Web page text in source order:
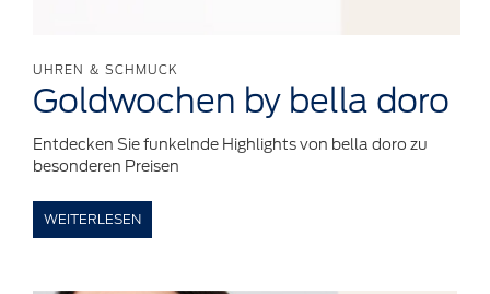
UHREN & SCHMUCK
Goldwochen by bella doro
Entdecken Sie funkelnde Highlights von bella doro zu
besonderen Preisen
WEITERLESEN